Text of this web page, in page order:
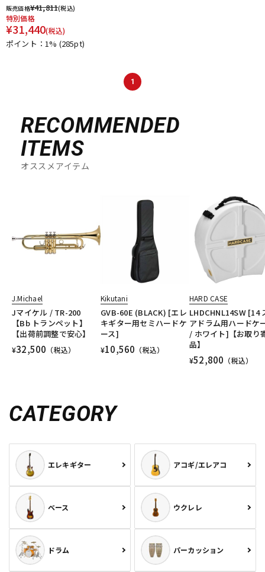
販売価格¥41,811(税込)
特別価格
¥31,440(税込)
ポイント：1% (285pt)
1
RECOMMENDED
ITEMS
オススメアイテム
J.Michael
Jマイケル / TR-200
【Bb トランペット】
【出荷前調整で安心】
¥32,500 （税込）
Kikutani
GVB-60E (BLACK) [エレ
キギター用セミハードケ
ース]
¥10,560 （税込）
HARD CASE
LHDCHNL14SW [14
アドラム用ハードケ
/ ホワイト]【お取り
品】
¥52,800 （税込）
CATEGORY
エレキギター アコギ/エレアコ
ベース ウクレレ
ドラム パーカッション